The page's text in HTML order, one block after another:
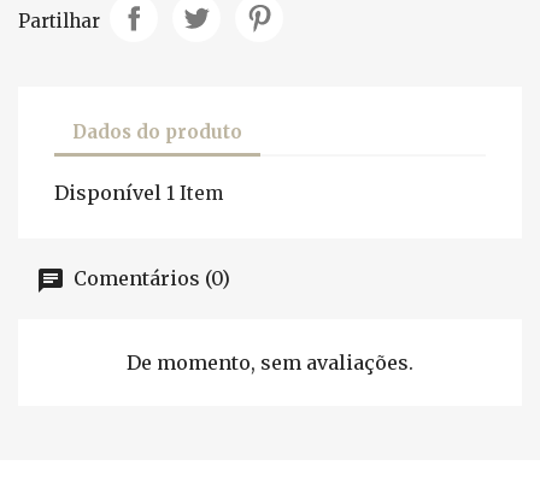
Partilhar
Dados do produto
Disponível 1 Item
Comentários (0)
De momento, sem avaliações.